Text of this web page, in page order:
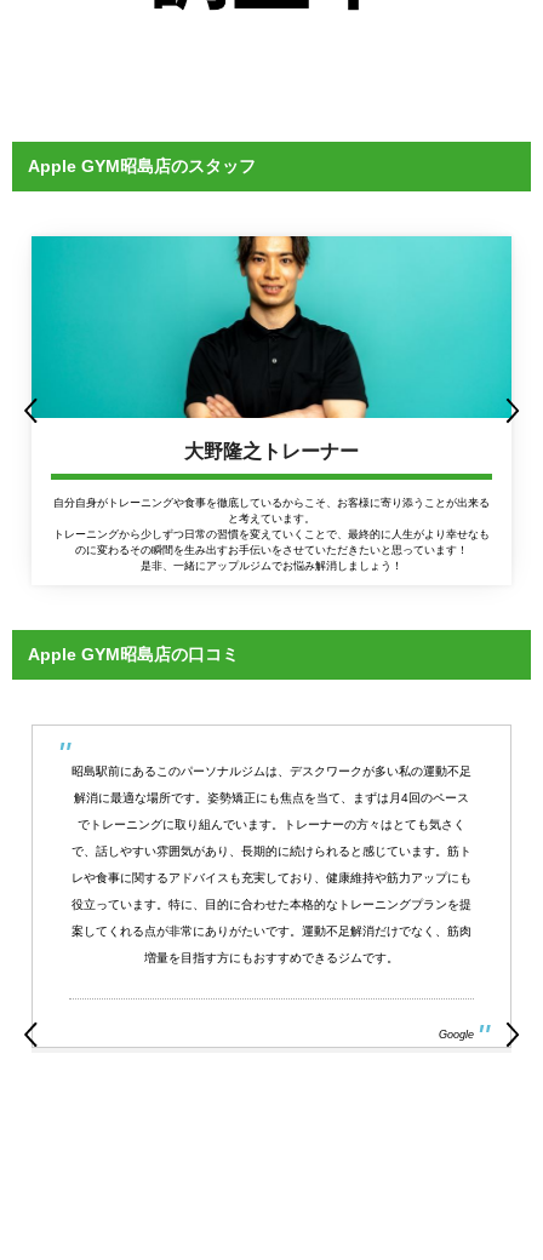
Apple GYM昭島店のスタッフ
大野隆之トレーナー
自分自身がトレーニングや食事を徹底しているからこそ、お客様に寄り添うことが出来る
と考えています。
トレーニングから少しずつ日常の習慣を変えていくことで、最終的に人生がより幸せなも
のに変わるその瞬間を生み出すお手伝いをさせていただきたいと思っています！
是非、一緒にアップルジムでお悩み解消しましょう！
Apple GYM昭島店の口コミ
昭島駅前にあるこのパーソナルジムは、デスクワークが多い私の運動不足
解消に最適な場所です。姿勢矯正にも焦点を当て、まずは月4回のペース
でトレーニングに取り組んでいます。トレーナーの方々はとても気さく
で、話しやすい雰囲気があり、長期的に続けられると感じています。筋ト
レや食事に関するアドバイスも充実しており、健康維持や筋力アップにも
役立っています。特に、目的に合わせた本格的なトレーニングプランを提
案してくれる点が非常にありがたいです。運動不足解消だけでなく、筋肉
増量を目指す方にもおすすめできるジムです。
Google